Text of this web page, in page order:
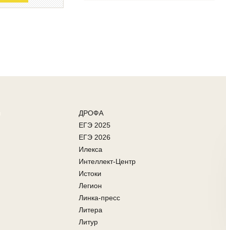
ДРОФА
ЕГЭ 2025
ЕГЭ 2026
Илекса
Интеллект-Центр
Истоки
Легион
Линка-пресс
Литера
Литур